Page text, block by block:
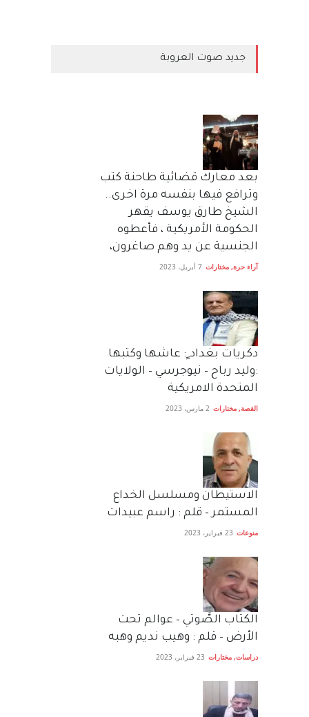
جديد صوت العروبة
بعد معارك قضائية طاحنة كتب
وترافع فيها بنفسه مرة اخرى..
الشيخ طارق يوسف يقهر
الحكومة الأمريكية ، فأعطوه
الجنسية عن يد وهم صاغرون،
آراء حرة, مختارات 7 أبريل، 2023
دكريات بغداد ٍ: عاشها وكتبها
:وليد رباح – نيوجرسي – الولايات
المتحدة الامريكية
القصة, مختارات 2 مارس، 2023
الاستيطان ومسلسل الخداع
المستمر – قلم : راسم عبيدات
منوعات 23 فبراير، 2023
الكتاب الصَّوتي – عوالم تحت
الأرض – قلم : وهيب نديم وهبه
دراسات, مختارات 23 فبراير، 2023